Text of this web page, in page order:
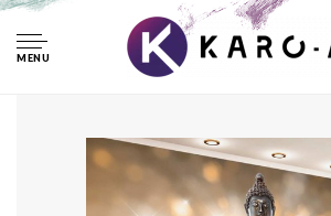
MENU
Fotobehang - Boeddha op een voetstuk